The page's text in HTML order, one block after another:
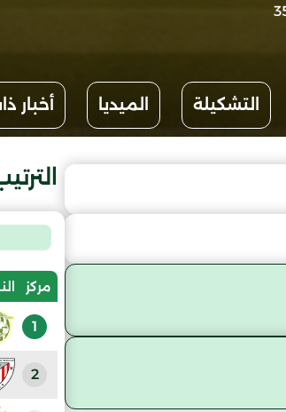
التشكيلة الميديا أخبار
مركز
1
2